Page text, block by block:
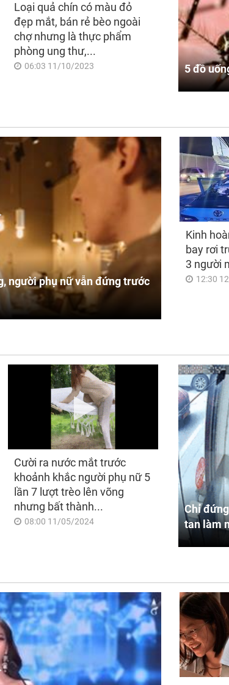
Loại quả chín có màu đỏ
đẹp mắt, bán rẻ bèo ngoài
chợ nhưng là thực phẩm
phòng ung thư,...
06:03 11/10/2023 5 đồ
người phụ nữ vẫn đứng trước
Kinh
bay rơi
3 người
12:30
Cười ra nước mắt trước
khoảnh khắc người phụ nữ 5
lần 7 lượt trèo lên võng
nhưng bất thành...
08:00 11/05/2024
Chỉ
tan làm